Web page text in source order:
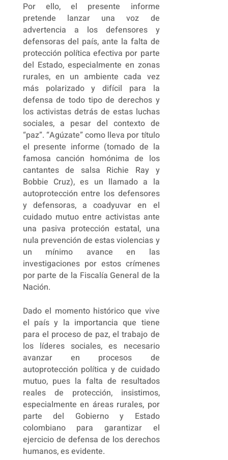
Por ello, el presente informe
pretende lanzar una voz de
advertencia a los defensores y
defensoras del país, ante la falta de
protección política efectiva por parte
del Estado, especialmente en zonas
rurales, en un ambiente cada vez
más polarizado y difícil para la
defensa de todo tipo de derechos y
los activistas detrás de estas luchas
sociales, a pesar del contexto de
“paz”. “Agúzate” como lleva por título
el presente informe (tomado de la
famosa canción homónima de los
cantantes de salsa Richie Ray y
Bobbie Cruz), es un llamado a la
autoprotección entre los defensores
y defensoras, a coadyuvar en el
cuidado mutuo entre activistas ante
una pasiva protección estatal, una
nula prevención de estas violencias y
un mínimo avance en las
investigaciones por estos crímenes
por parte de la Fiscalía General de la
Nación.
Dado el momento histórico que vive
el país y la importancia que tiene
para el proceso de paz, el trabajo de
los líderes sociales, es necesario
avanzar en procesos de
autoprotección política y de cuidado
mutuo, pues la falta de resultados
reales de protección, insistimos,
especialmente en áreas rurales, por
parte del Gobierno y Estado
colombiano para garantizar el
ejercicio de defensa de los derechos
humanos, es evidente.